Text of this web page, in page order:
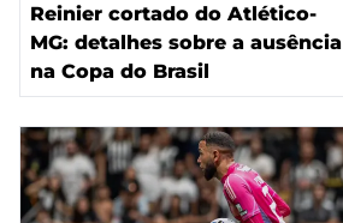
Reinier cortado do Atlético-
MG: detalhes sobre a ausência
na Copa do Brasil